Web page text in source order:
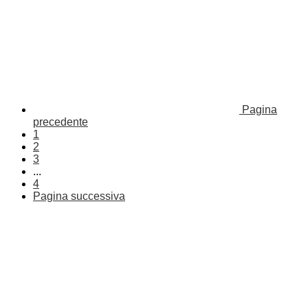
Pagina
precedente
1
2
3
...
4
Pagina successiva